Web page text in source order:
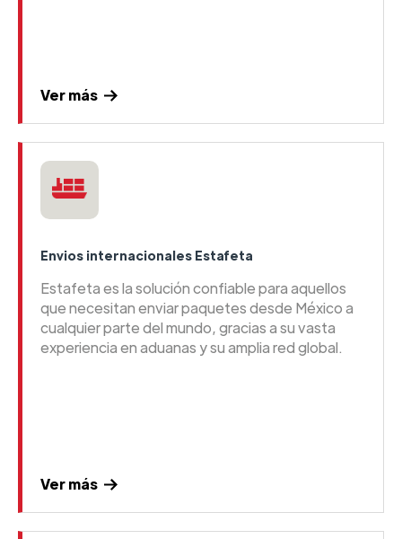
Ver más
Envios internacionales Estafeta
Estafeta es la solución confiable para aquellos
que necesitan enviar paquetes desde México a
cualquier parte del mundo, gracias a su vasta
experiencia en aduanas y su amplia red global.
Ver más